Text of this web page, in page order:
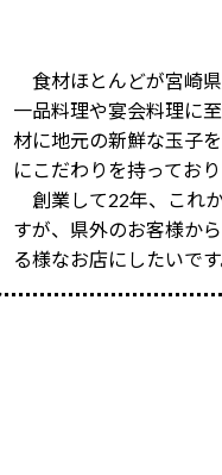
食材ほとんどが宮崎
一品料理や宴会料理に
材に地元の新鮮な玉子
にこだわりを持っており
創業して22年、これ
すが、県外のお客様か
る様なお店にしたいです